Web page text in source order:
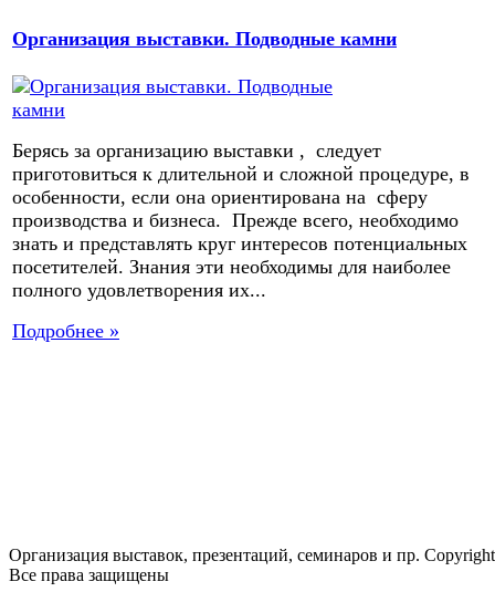
Организация выставки. Подводные камни
Берясь за организацию выставки , следует
приготовиться к длительной и сложной процедуре, в
особенности, если она ориентирована на сферу
производства и бизнеса. Прежде всего, необходимо
знать и представлять круг интересов потенциальных
посетителей. Знания эти необходимы для наиболее
полного удовлетворения их...
Подробнее »
Организация выставок, презентаций, семинаров и пр.
Все права защищены